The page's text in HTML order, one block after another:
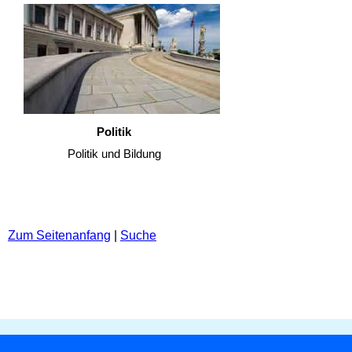
Politik
Politik und Bildung
Zum Seitenanfang Suche